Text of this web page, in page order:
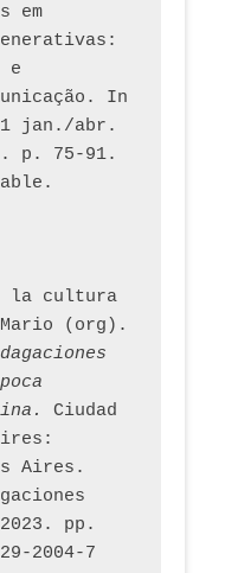
em
e
In
jan./abr.
p. 75-91.
la cultura
Ciudad
Aires.
pp.
2004-7